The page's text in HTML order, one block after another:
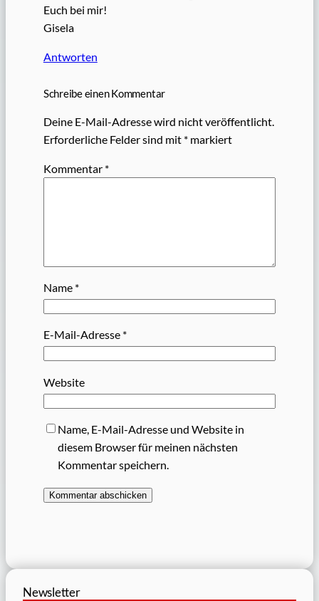
Euch bei mir!
Gisela
Antworten
Schreibe einen Kommentar
Deine E-Mail-Adresse wird nicht veröffentlicht.
Erforderliche Felder sind mit *markiert
Kommentar *
Name *
E-Mail-Adresse *
Website
Name, E-Mail-Adresse und Website in
diesem Browser für meinen nächsten
Kommentar speichern.
Newsletter